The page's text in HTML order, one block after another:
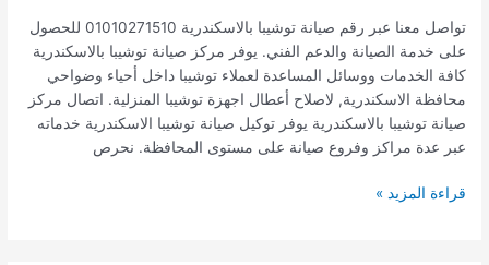
تواصل معنا عبر رقم صيانة توشيبا بالاسكندرية 01010271510 للحصول
على خدمة الصيانة والدعم الفني. يوفر مركز صيانة توشيبا بالاسكندرية
كافة الخدمات ووسائل المساعدة لعملاء توشيبا داخل أحياء وضواحي
محافظة الاسكندرية, لاصلاح أعطال اجهزة توشيبا المنزلية. اتصال مركز
صيانة توشيبا بالاسكندرية يوفر توكيل صيانة توشيبا الاسكندرية خدماته
عبر عدة مراكز وفروع صيانة على مستوى المحافظة. نحرص
قراءة المزيد »